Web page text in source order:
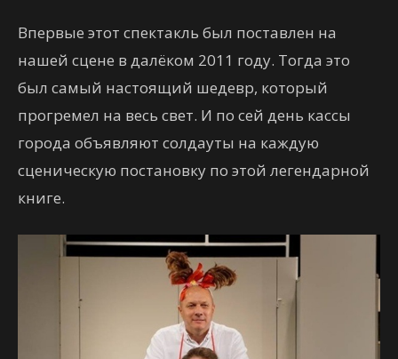
Впервые этот спектакль был поставлен на
нашей сцене в далёком 2011 году. Тогда это
был самый настоящий шедевр, который
прогремел на весь свет. И по сей день кассы
города объявляют солдауты на каждую
сценическую постановку по этой легендарной
книге.